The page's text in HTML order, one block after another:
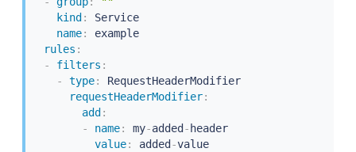
kind :
Service
name:
example
rules :
-
filters :
-
type:
RequestHeaderModifier
requestHeaderModifier:
add :
-
name: my-added - header
value: added -value